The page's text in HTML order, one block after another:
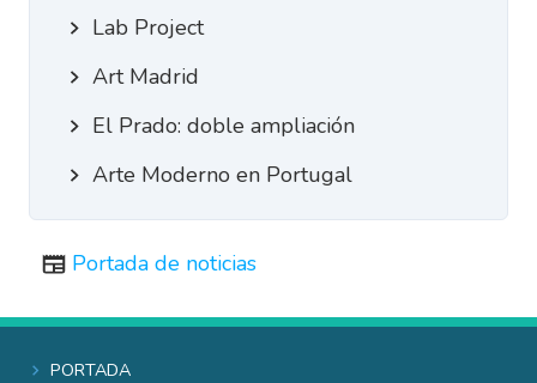
Lab Project
Art Madrid
El Prado: doble ampliación
Arte Moderno en Portugal
Portada de noticias
Portada